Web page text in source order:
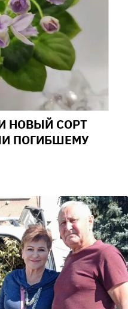
НОВЫЙ СОРТ
ПОГИБШЕМУ